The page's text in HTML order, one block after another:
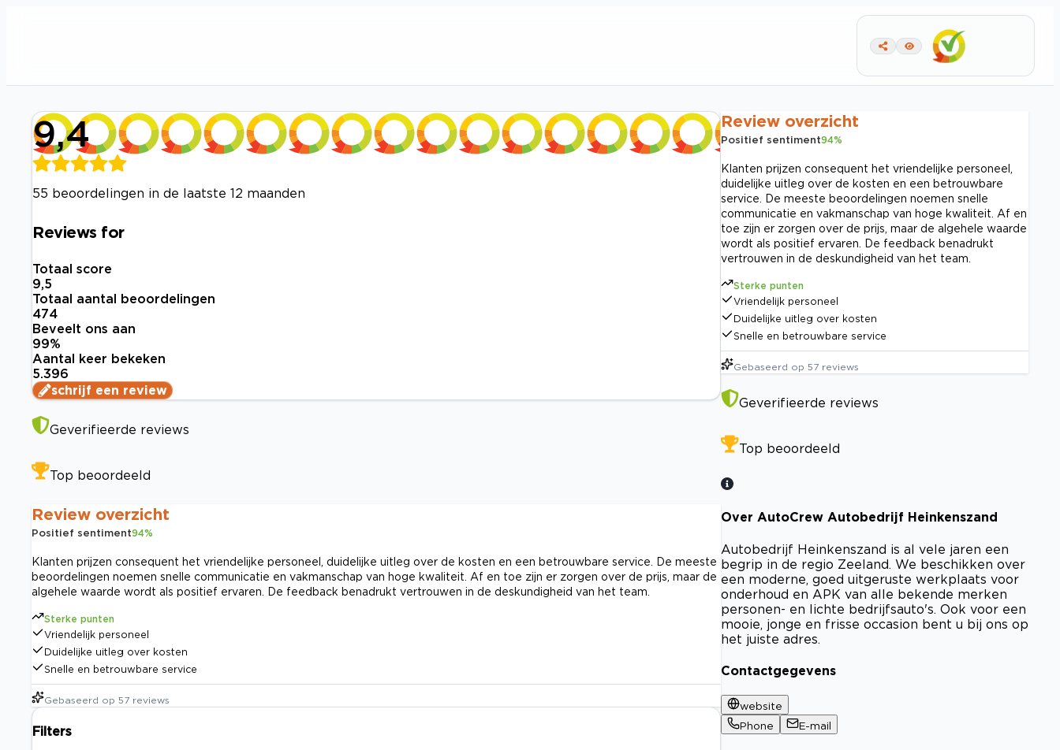
9,4
55 beoordelingen in de laatste 12 maanden
Reviews for
Totaal score
9,5
Totaal aantal beoordelingen
474
Beveelt ons aan
99%
Aantal keer bekeken
5.396
schrijf een review
Geverifieerde reviews
Top beoordeeld
Review overzicht
Positief sentiment94%
Klanten prijzen consequent het vriendelijke personeel, duidelijke uitleg over de kosten en een betrouwbare service. De meeste
beoordelingen noemen snelle communicatie en vakmanschap van hoge kwaliteit. Af en toe zijn er zorgen over de prijs, maar de
algehele waarde wordt als positief ervaren. De feedback benadrukt vertrouwen in de deskundigheid van het team.
Sterke punten
Vriendelijk personeel
Duidelijke uitleg over kosten
Snelle en betrouwbare service
Gebaseerd op 57 reviews
Filters
Review overzicht
Positief sentiment94%
Klanten prijzen consequent het vriendelijke personeel,
duidelijke uitleg over de kosten en een betrouwbare
service. De meeste beoordelingen noemen snelle
communicatie en vakmanschap van hoge kwaliteit. Af en
toe zijn er zorgen over de prijs, maar de algehele waarde
wordt als positief ervaren. De feedback benadrukt
vertrouwen in de deskundigheid van het team.
Sterke punten
Vriendelijk personeel
Duidelijke uitleg over kosten
Snelle en betrouwbare service
Gebaseerd op 57 reviews
Geverifieerde reviews
Top beoordeeld
Over AutoCrew Autobedrijf Heinkenszand
Autobedrijf Heinkenszand is al vele jaren een
begrip in de regio Zeeland. We beschikken over
een moderne, goed uitgeruste werkplaats voor
onderhoud en APK van alle bekende merken
personen- en lichte bedrijfsauto's. Ook voor een
mooie, jonge en frisse occasion bent u bij ons op
het juiste adres.
Contactgegevens
website
Phone
E-mail